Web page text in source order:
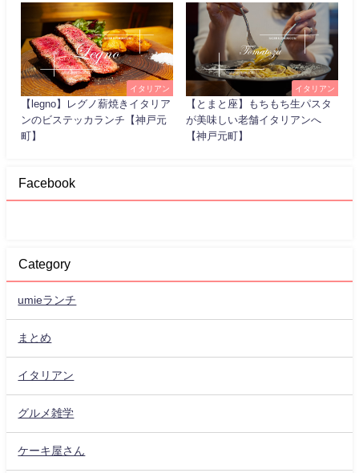
イタリアン
【legno】レグノ薪焼きイタリア
ンのビステッカランチ【神戸元
町】
イタリアン
【とまと座】もちもち生パスタ
が美味しい老舗イタリアンへ
【神戸元町】
Facebook
Category
umieランチ
まとめ
イタリアン
グルメ雑学
ケーキ屋さん